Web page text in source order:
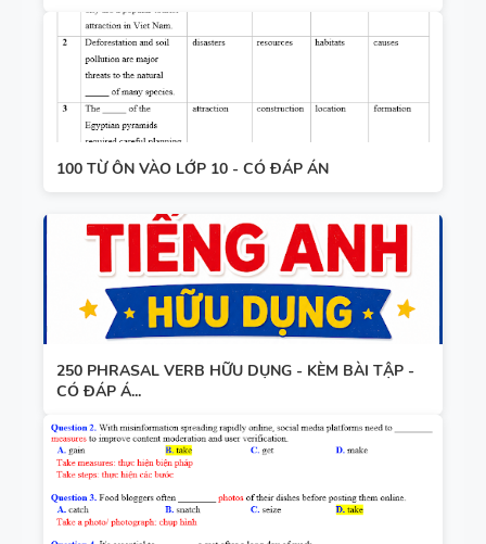
100 TỪ ÔN VÀO LỚP 10 - CÓ ĐÁP ÁN
250 PHRASAL VERB HỮU DỤNG - KÈM BÀI TẬP -
CÓ ĐÁP Á...